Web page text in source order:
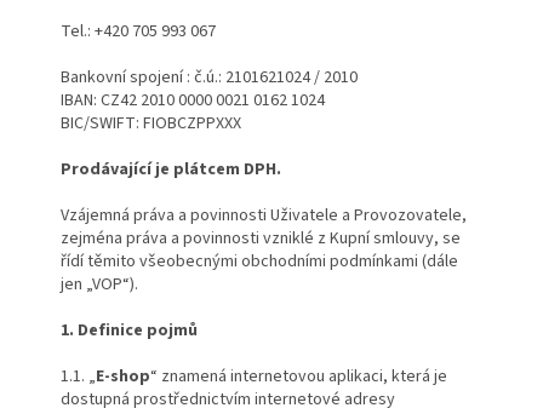
Tel.: +420 705 993 067
Bankovní spojení : č.ú.: 2101621024 / 2010
IBAN: CZ42 2010 0000 0021 0162 1024
BIC/SWIFT: FIOBCZPPXXX
Prodávající je plátcem DPH.
Vzájemná práva a povinnosti Uživatele a Provozovatele,
zejména práva a povinnosti vzniklé z Kupní smlouvy, se
řídí těmito všeobecnými obchodními podmínkami (dále
jen „VOP“).
1. Definice pojmů
1.1. „E-shop“ znamená internetovou aplikaci, která je
dostupná prostřednictvím internetové adresy